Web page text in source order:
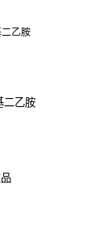
乙胺
二乙胺